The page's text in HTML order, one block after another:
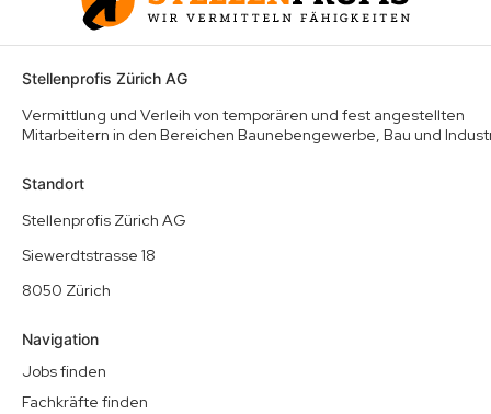
Stellenprofis Zürich AG
Vermittlung und Verleih von temporären und fest angestellten
Mitarbeitern in den Bereichen Baunebengewerbe, Bau und
Standort
Stellenprofis Zürich AG
Siewerdtstrasse 18
8050 Zürich
Navigation
Jobs finden
Fachkräfte finden